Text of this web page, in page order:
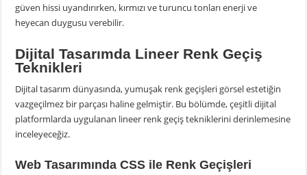
güven hissi uyandırırken, kırmızı ve turuncu tonları enerji ve
heyecan duygusu verebilir.
Dijital Tasarımda Lineer Renk Geçiş
Teknikleri
Dijital tasarım dünyasında, yumuşak renk geçişleri görsel estetiğin
vazgeçilmez bir parçası haline gelmiştir. Bu bölümde, çeşitli dijital
platformlarda uygulanan lineer renk geçiş tekniklerini derinlemesine
inceleyeceğiz.
Web Tasarımında CSS ile Renk Geçişleri